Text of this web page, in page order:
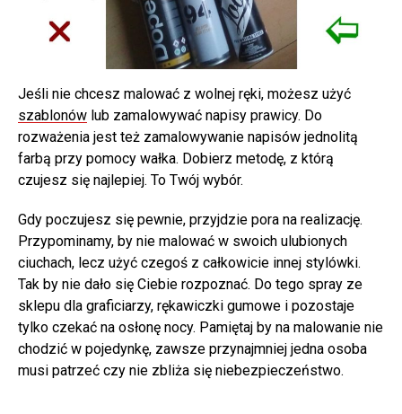
Jeśli nie chcesz malować z wolnej ręki, możesz użyć
szablonów lub zamalowywać napisy prawicy. Do
rozważenia jest też zamalowywanie napisów jednolitą
farbą przy pomocy wałka. Dobierz metodę, z którą
czujesz się najlepiej. To Twój wybór.
Gdy poczujesz się pewnie, przyjdzie pora na realizację.
Przypominamy, by nie malować w swoich ulubionych
ciuchach, lecz użyć czegoś z całkowicie innej stylówki.
Tak by nie dało się Ciebie rozpoznać. Do tego spray ze
sklepu dla graficiarzy, rękawiczki gumowe i pozostaje
tylko czekać na osłonę nocy. Pamiętaj by na malowanie nie
chodzić w pojedynkę, zawsze przynajmniej jedna osoba
musi patrzeć czy nie zbliża się niebezpieczeństwo.